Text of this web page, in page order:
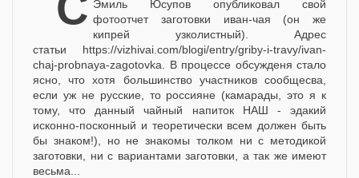
Эмиль Юсупов опубликовал свой
фотоотчет заготовки иван-чая (он же
кипрей узколистный). Адрес
статьи https://vizhivai.com/blogi/entry/griby-i-travy/ivan-
chaj-probnaya-zagotovka. В процессе обсужденя стало
ясно, что хотя большинство участников сообщесва,
если уж не русские, то россияне (камарады, это я к
тому, что данный чайный напиток НАШ - эдакий
исконно-посконный и теоретически всем должен быть
бы знаком!), но не знакомы толком ни с методикой
заготовки, ни с вариантами заготовки, а так же имеют
весьма...